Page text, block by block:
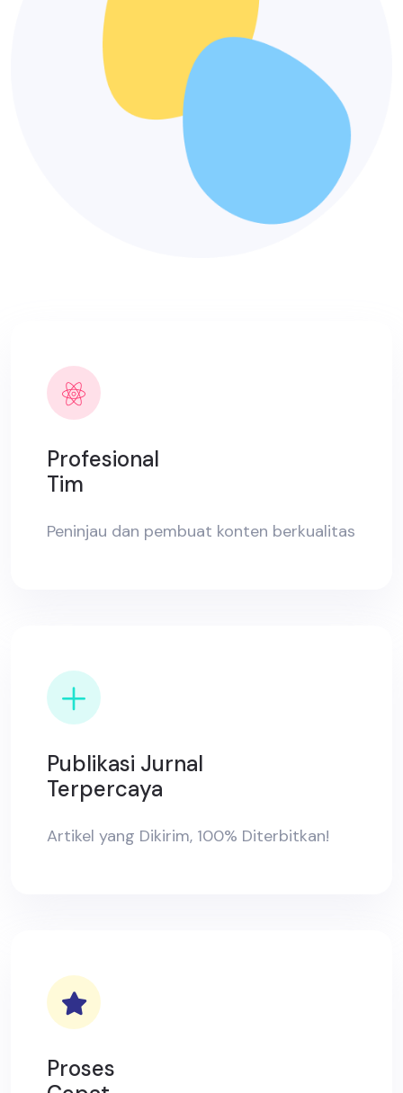
Profesional
Tim
Peninjau dan pembuat konten berkualitas
Publikasi Jurnal
Terpercaya
Artikel yang Dikirim, 100% Diterbitkan!
Proses